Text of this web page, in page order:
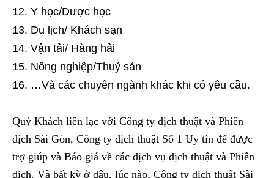
Y học/Dược học
Du lịch/ Khách sạn
Vận tải/ Hàng hải
Nông nghiệp/Thuỷ sản
…Và các chuyên ngành khác khi có yêu cầu.
Quý Khách liên lạc với Công ty dịch thuật và Phiên
dịch Sài Gòn, Công ty dịch thuật Số 1 Uy tín để được
trợ giúp và Báo giá về các dịch vụ dịch thuật và Phiên
dịch. Và bất kỳ ở đâu, lúc nào, Công ty dịch thuật Sài